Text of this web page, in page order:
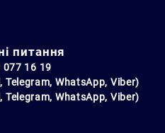
питання
077 16 19
WhatsApp, Viber)
WhatsApp, Viber)